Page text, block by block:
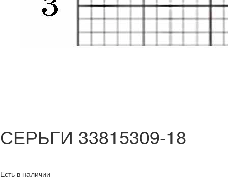
СЕРЬГИ 33815309-18
Есть в наличии